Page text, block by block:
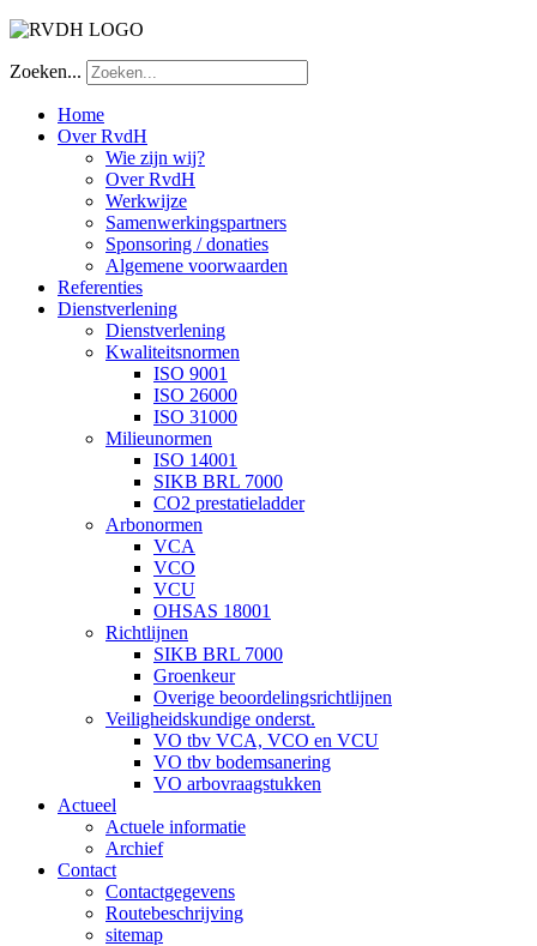
Zoeken...
Home
Over RvdH
Wie zijn wij?
Over RvdH
Werkwijze
Samenwerkingspartners
Sponsoring / donaties
Algemene voorwaarden
Referenties
Dienstverlening
Dienstverlening
Kwaliteitsnormen
ISO 9001
ISO 26000
ISO 31000
Milieunormen
ISO 14001
SIKB BRL 7000
CO2 prestatieladder
Arbonormen
VCA
VCO
VCU
OHSAS 18001
Richtlijnen
SIKB BRL 7000
Groenkeur
Overige beoordelingsrichtlijnen
Veiligheidskundige onderst.
VO tbv VCA, VCO en VCU
VO tbv bodemsanering
VO arbovraagstukken
Actueel
Actuele informatie
Archief
Contact
Contactgegevens
Routebeschrijving
sitemap